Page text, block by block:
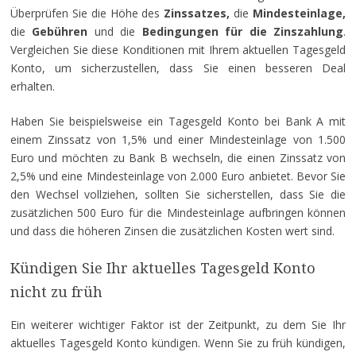
Überprüfen Sie die Höhe des Zinssatzes, die Mindesteinlage,
die Gebühren und die Bedingungen für die Zinszahlung.
Vergleichen Sie diese Konditionen mit Ihrem aktuellen Tagesgeld
Konto, um sicherzustellen, dass Sie einen besseren Deal
erhalten.
Haben Sie beispielsweise ein Tagesgeld Konto bei Bank A mit
einem Zinssatz von 1,5% und einer Mindesteinlage von 1.500
Euro und möchten zu Bank B wechseln, die einen Zinssatz von
2,5% und eine Mindesteinlage von 2.000 Euro anbietet. Bevor Sie
den Wechsel vollziehen, sollten Sie sicherstellen, dass Sie die
zusätzlichen 500 Euro für die Mindesteinlage aufbringen können
und dass die höheren Zinsen die zusätzlichen Kosten wert sind.
Kündigen Sie Ihr aktuelles Tagesgeld Konto
nicht zu früh
Ein weiterer wichtiger Faktor ist der Zeitpunkt, zu dem Sie Ihr
aktuelles Tagesgeld Konto kündigen. Wenn Sie zu früh kündigen,